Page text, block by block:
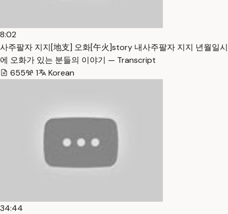
8:02
사주팔자 지지[地支] 오화[午火]story 내사주팔자 지지 년월일시
에 오화가 있는 분들의 이야기 — Transcript
655
1 Korean
34:44